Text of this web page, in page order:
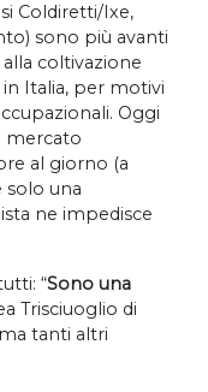
Coldiretti/Ixe,
sono più avanti
coltivazione
Italia, per motivi
Oggi
mercato
al giorno (a
solo una
ne impedisce
“Sono una
Trisciuoglio di
tanti altri